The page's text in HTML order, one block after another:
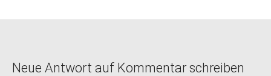
Neue Antwort auf Kommentar schreiben